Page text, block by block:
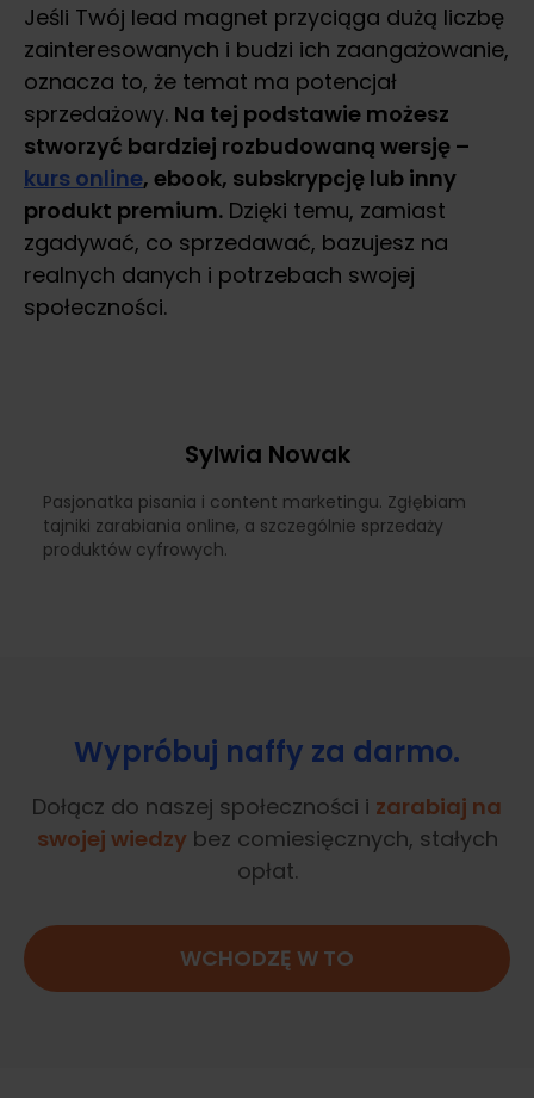
Jeśli Twój lead magnet przyciąga dużą liczbę
zainteresowanych i budzi ich zaangażowanie,
oznacza to, że temat ma potencjał
sprzedażowy. Na tej podstawie możesz
stworzyć bardziej rozbudowaną wersję –
kurs online, ebook, subskrypcję lub inny
produkt premium. Dzięki temu, zamiast
zgadywać, co sprzedawać, bazujesz na
realnych danych i potrzebach swojej
społeczności.
Sylwia Nowak
Pasjonatka pisania i content marketingu. Zgłębiam
tajniki zarabiania online, a szczególnie sprzedaży
produktów cyfrowych.
Wypróbuj naffy za darmo.
Dołącz do naszej społeczności i zarabiaj na
swojej wiedzybez comiesięcznych, stałych
opłat.
WCHODZĘ W TO